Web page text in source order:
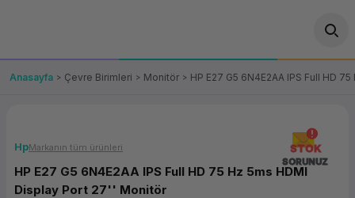
OT/VT Ürünleri
Fiş Yazıcı
Çözümleri
Ürünler
Anasayfa Çevre Birimleri Monitör HP E27 G5 6N4E2AA IPS Full HD
STOK
SORUNUZ
HpMarkanın tüm ürünleri
HP E27 G5 6N4E2AA IPS Full HD 75 Hz 5ms HDMI
Display Port 27'' Monitör